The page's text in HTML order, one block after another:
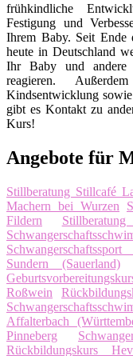
frühkindliche
Festigung und
Ihrem Baby. Seit Ende
heute in Deutschland
Ihr Baby und andere
reagieren.
Kindsentwicklung
gibt es Kontakt zu
Kurs!
Angebote für
Stillberatung Stillcafé
Machern bei Wurzen
Fildern
Sundern (Sauerland)
Roßwein
Affalterbach
Pinneberg
Rückbildungskurs